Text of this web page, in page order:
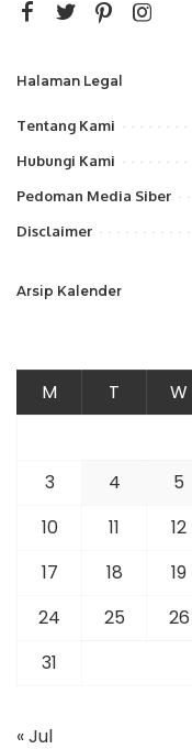
Halaman Legal
Tentang Kami
Hubungi Kami
Pedoman Media Siber
Disclaimer
Arsip Kalender
M T W
3
4 5
10
11 12
17
18 19
24
25 26
31
« Jul